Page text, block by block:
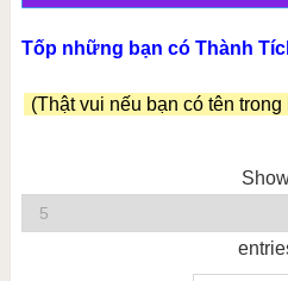
Tốp những bạn có Thành
(Thật vui nếu bạn có tên trong